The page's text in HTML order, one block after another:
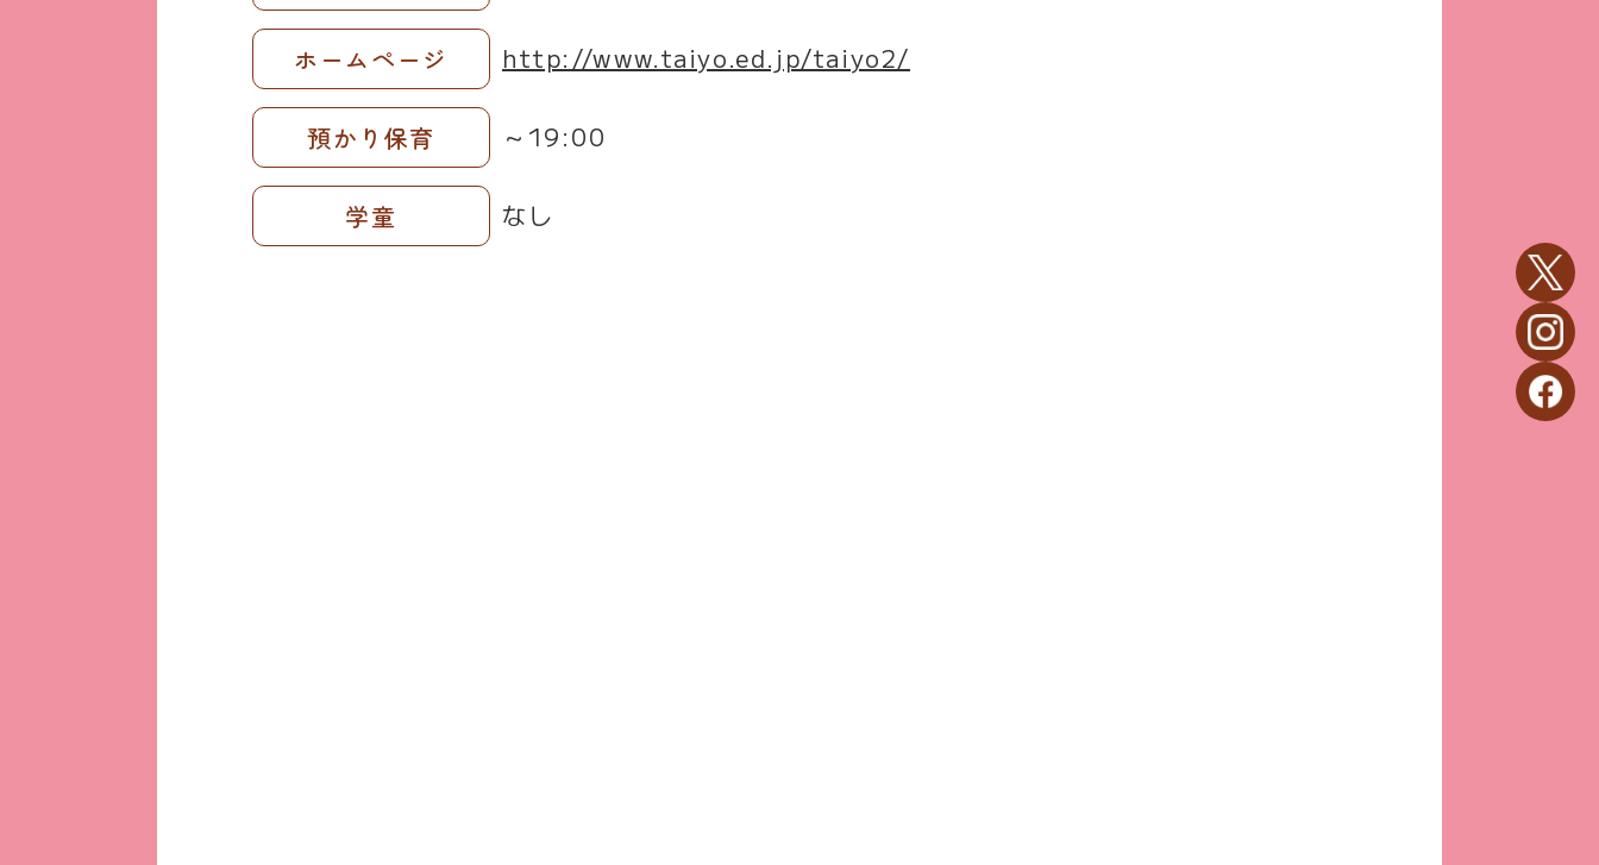
ホームページ http://www.taiyo.ed.jp/taiyo2/
預かり保育 ～19:00
学童 なし